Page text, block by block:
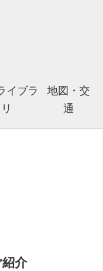
イブラ
リ
地図・交
通
介